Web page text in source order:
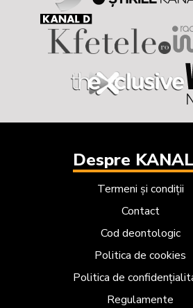
Despre
Termeni și condiții
Contact
Cod deontologic
Politica de cookies
Politica de
Regulamente